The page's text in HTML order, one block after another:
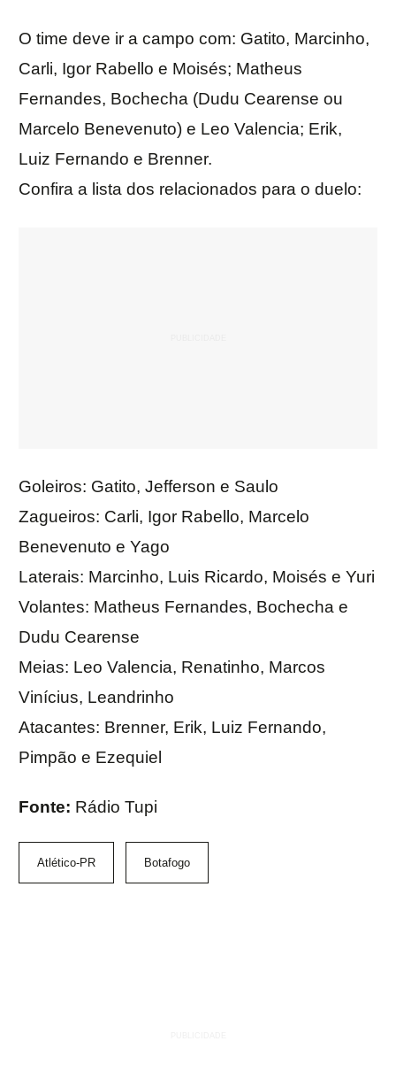
O time deve ir a campo com: Gatito, Marcinho,
Carli, Igor Rabello e Moisés; Matheus
Fernandes, Bochecha (Dudu Cearense ou
Marcelo Benevenuto) e Leo Valencia; Erik,
Luiz Fernando e Brenner.
Confira a lista dos relacionados para o duelo:
Goleiros: Gatito, Jefferson e Saulo
Zagueiros: Carli, Igor Rabello, Marcelo
Benevenuto e Yago
Laterais: Marcinho, Luis Ricardo, Moisés e Yuri
Volantes: Matheus Fernandes, Bochecha e
Dudu Cearense
Meias: Leo Valencia, Renatinho, Marcos
Vinícius, Leandrinho
Atacantes: Brenner, Erik, Luiz Fernando,
Pimpão e Ezequiel
Fonte: Rádio Tupi
Atlético-PR Botafogo